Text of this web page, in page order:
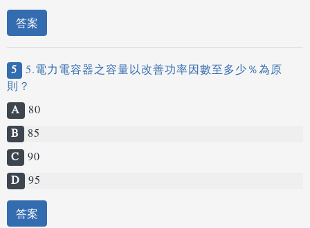
答案
5 5.電力電容器之容量以改善功率因數至多少％為原
則？
A 80
B
85
C 90
D 95
答案